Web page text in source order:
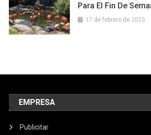
Para El Fin De
17 de febrero de 2023
EMPRESA
Publicitar